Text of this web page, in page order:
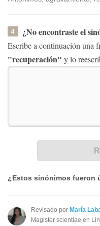
4 ¿No encontraste el
Escribe a continuación una
"recuperación" y lo
¿Estos sinónimos fueron
Existen sinónimos
Revisado por María
Magister scientiae en